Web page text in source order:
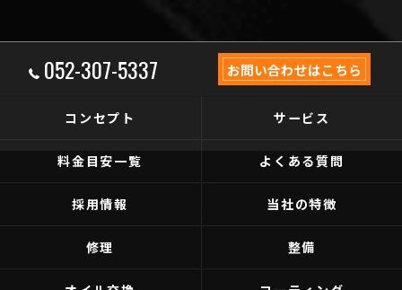
052-307-5337 お問い合わせはこちら
コンセプト サービス
料金目安一覧 よくある質問
採用情報 当社の特徴
修理 整備